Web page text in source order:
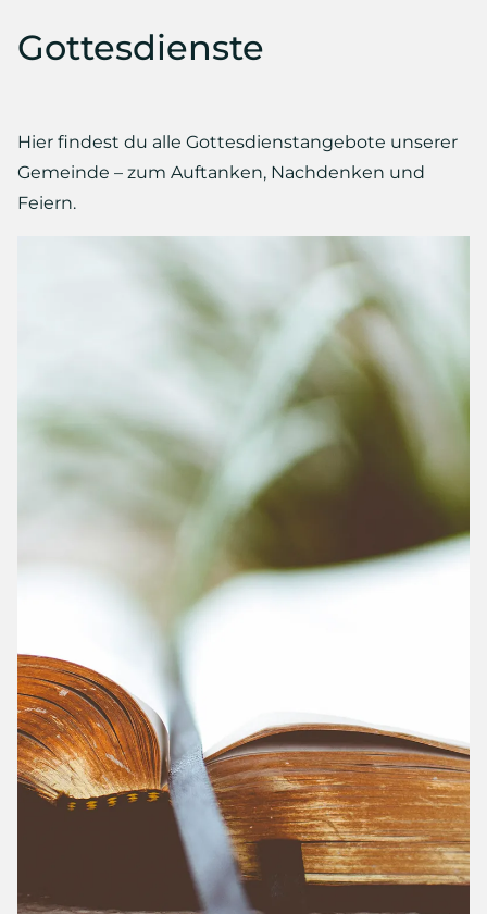
Gottesdienste
Hier findest du alle Gottesdienstangebote unserer
Gemeinde – zum Auftanken, Nachdenken und
Feiern.